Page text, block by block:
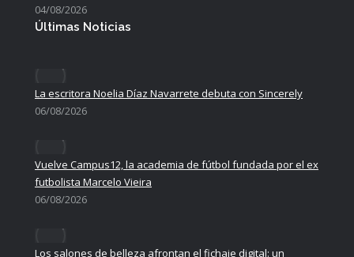
04/08/2026
Últimas Noticias
La escritora Noelia Díaz Navarrete debuta con Sincerely
06/08/2026
Vuelve Campus12, la academia de fútbol fundada por el ex
futbolista Marcelo Vieira
06/08/2026
Los salones de belleza afrontan el fichaje digital: un